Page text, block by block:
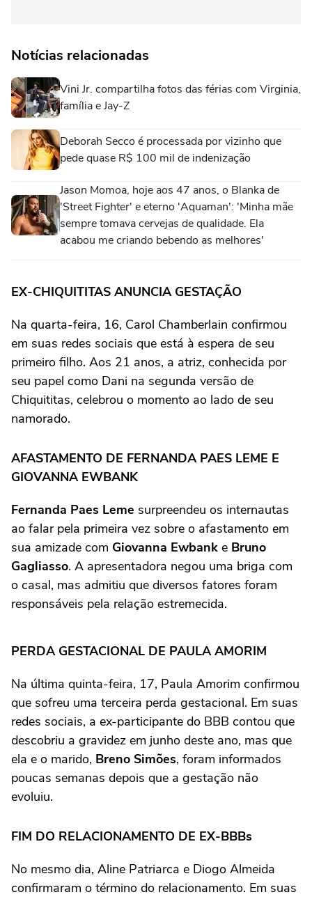
Notícias relacionadas
Vini Jr. compartilha fotos das férias com Virginia,
família e Jay-Z
Deborah Secco é processada por vizinho que
pede quase R$ 100 mil de indenização
Jason Momoa, hoje aos 47 anos, o Blanka de
'Street Fighter' e eterno 'Aquaman': 'Minha mãe
sempre tomava cervejas de qualidade. Ela
acabou me criando bebendo as melhores'
EX-CHIQUITITAS ANUNCIA GESTAÇÃO
Na quarta-feira, 16, Carol Chamberlain confirmou
em suas redes sociais que está à espera de seu
primeiro filho. Aos 21 anos, a atriz, conhecida por
seu papel como Dani na segunda versão de
Chiquititas, celebrou o momento ao lado de seu
namorado.
AFASTAMENTO DE FERNANDA PAES LEME E
GIOVANNA EWBANK
Fernanda Paes Leme surpreendeu os internautas
ao falar pela primeira vez sobre o afastamento em
sua amizade com Giovanna Ewbank e Bruno
Gagliasso. A apresentadora negou uma briga com
o casal, mas admitiu que diversos fatores foram
responsáveis pela relação estremecida.
PERDA GESTACIONAL DE PAULA AMORIM
Na última quinta-feira, 17, Paula Amorim confirmou
que sofreu uma terceira perda gestacional. Em suas
redes sociais, a ex-participante do BBB contou que
descobriu a gravidez em junho deste ano, mas que
ela e o marido, Breno Simões, foram informados
poucas semanas depois que a gestação não
evoluiu.
FIM DO RELACIONAMENTO DE EX-BBBs
No mesmo dia, Aline Patriarca e Diogo Almeida
confirmaram o término do relacionamento. Em suas